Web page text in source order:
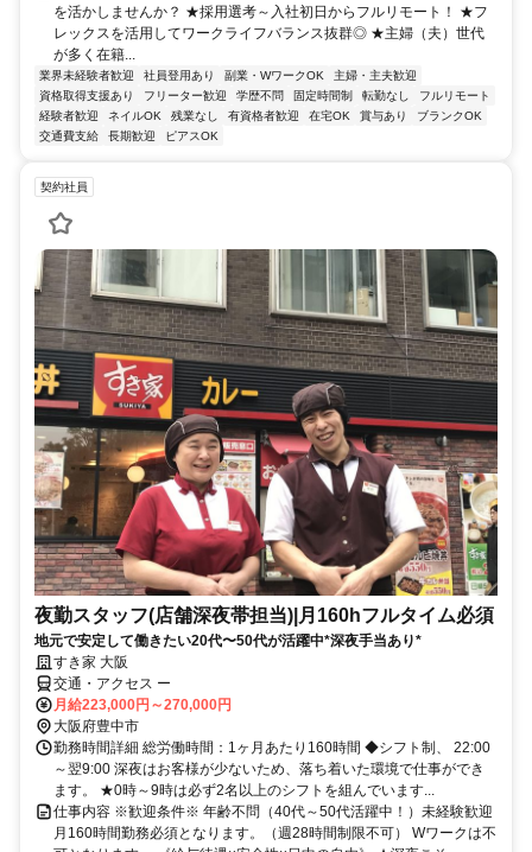
を活かしませんか？ ★採用選考～入社初日からフルリモート！ ★フ
レックスを活用してワークライフバランス抜群◎ ★主婦（夫）世代
が多く在籍...
業界未経験者歓迎 社員登用あり 副業・WワークOK
主婦・主夫歓迎
資格取得支援あり
フリーター歓迎 学歴不問 固定時間制 転勤なし
フルリモート
経験者歓迎
ネイルOK 残業なし 有資格者歓迎 在宅OK 賞与あり
ブランクOK
交通費支給
長期歓迎 ピアスOK
契約社員
夜勤スタッフ(店舗深夜帯担当)|月160hフルタイム必須
地元で安定して働きたい20代〜50代が活躍中*深夜手当あり*
すき家 大阪
交通・アクセス ー
月給223,000円～270,000円
大阪府豊中市
勤務時間詳細 総労働時間：1ヶ月あたり160時間 ◆シフト制、 22:00
～翌9:00 深夜はお客様が少ないため、落ち着いた環境で仕事ができ
ます。 ★0時～9時は必ず2名以上のシフトを組んでいます...
仕事内容 ※歓迎条件※ 年齢不問（40代～50代活躍中！）未経験歓迎
月160時間勤務必須となります。（週28時間制限不可） Wワークは不